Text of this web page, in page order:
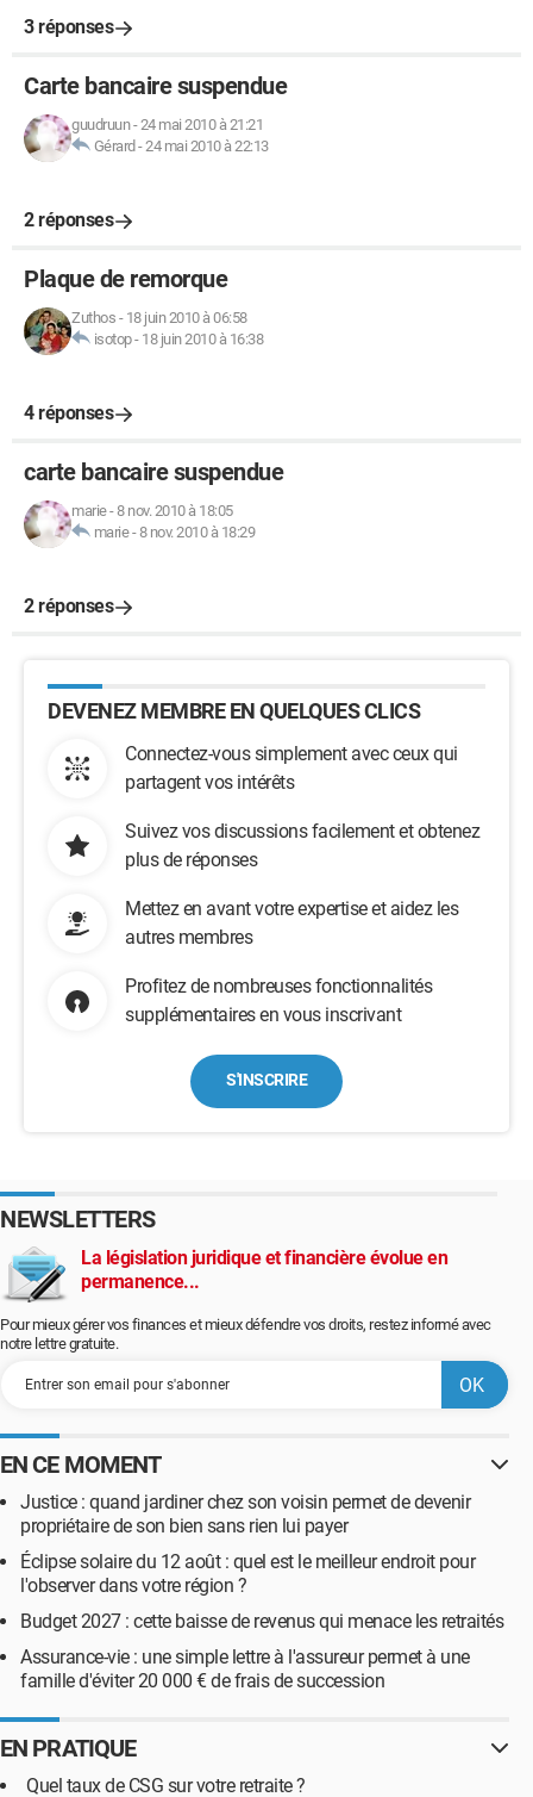
3 réponses
Carte bancaire suspendue
guudruun-24 mai 2010 à 21:21
Gérard -24 mai 2010 à 22:13
2 réponses
Plaque de remorque
Zuthos - 18 juin 2010 à 06:58
isotop- 18 juin 2010 à 16:38
4 réponses
carte bancaire suspendue
marie-8 nov. 2010 à 18:05
marie-8 nov. 2010 à 18:29
2 réponses
DEVENEZ MEMBRE EN QUELQUES CLICS
Connectez-vous simplement avec ceux qui
partagent vos intérêts
Suivez vos discussions facilement et obtenez
plus de réponses
Mettez en avant votre expertise et aidez les
autres membres
Profitez de nombreuses fonctionnalités
supplémentaires en vous inscrivant
S'INSCRIRE
NEWSLETTERS
La législation juridique et financière évolue en
permanence...
Pour mieux gérer vos finances et mieux défendre vos droits, restez informé avec
notre lettre gratuite.
EN CE MOMENT
Justice : quand jardiner chez son voisin permet de devenir
propriétaire de son bien sans rien lui payer
Éclipse solaire du 12 août : quel est le meilleur endroit pour
l'observer dans votre région ?
Budget 2027 : cette baisse de revenus qui menace les retraités
Assurance-vie : une simple lettre à l'assureur permet à une
famille d'éviter 20 000 € de frais de succession
EN PRATIQUE
Quel taux de CSG sur votre retraite ?